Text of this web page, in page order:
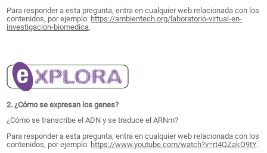
Para responder a esta pregunta, entra en cualquier web relacionada con los
contenidos, por ejemplo: https://ambientech.org/laboratorio-virtual-en-
investigacion-biomedica.
2. ¿Cómo se expresan los genes?
¿Cómo se transcribe el ADN y se traduce el ARNm?
Para responder a esta pregunta, entra en cualquier web relacionada con los
contenidos, por ejemplo: https://www.youtube.com/watch?v=rt4QZakO9tY.